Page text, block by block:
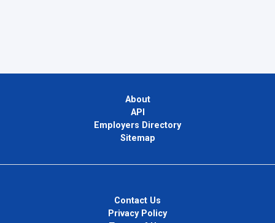
About
API
Employers Directory
Sitemap
Contact Us
Privacy Policy